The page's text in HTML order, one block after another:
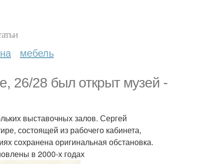
мебель
26/28 был открыт музей -
выставочных залов. Сергей
состоящей из рабочего кабинета,
сохранена оригинальная обстановка.
в 2000-х годах